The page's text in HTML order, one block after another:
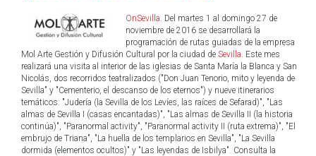
OnSevilla. Del martes 1 al domingo 27 de
noviembre de 2016 se desarrollará la
programación de rutas guiadas de la empresa
Mol Arte Gestión y Difusión Cultural por la ciudad de Sevilla. Este mes
realizará una visita al interior de las iglesias de Santa María la Blanca y San
Nicolás, dos recorridos teatralizados ("Don Juan Tenorio, mito y leyenda de
Sevilla" y "Cementerio, el descanso de los eternos") y nueve itinerarios
temáticos: "Judería (la Sevilla de los Levíes, las raíces de Sefarad)", "Las
almas de Sevilla I (casas encantadas)", "Las almas de Sevilla II (la historia
continúa)", "Paranormal activity", "Paranormal activity II (ruta extrema)", "El
embrujo de Triana", "La huella de los templarios en Sevilla", "La Sevilla
dormida (elementos ocultos)" y "Las leyendas de Isbilya". Consulta la